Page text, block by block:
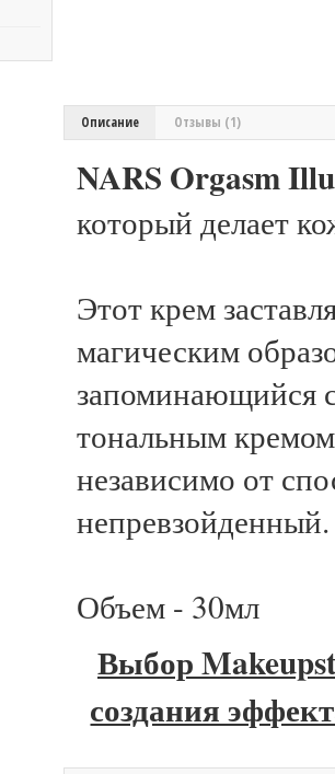
Описание Отзывы (1)
NARS Orgasm
который делает
Этот крем
магическим
запоминающийся
тональным
независимо от
непревзойденный.
Объем - 30мл
Выбор
создания